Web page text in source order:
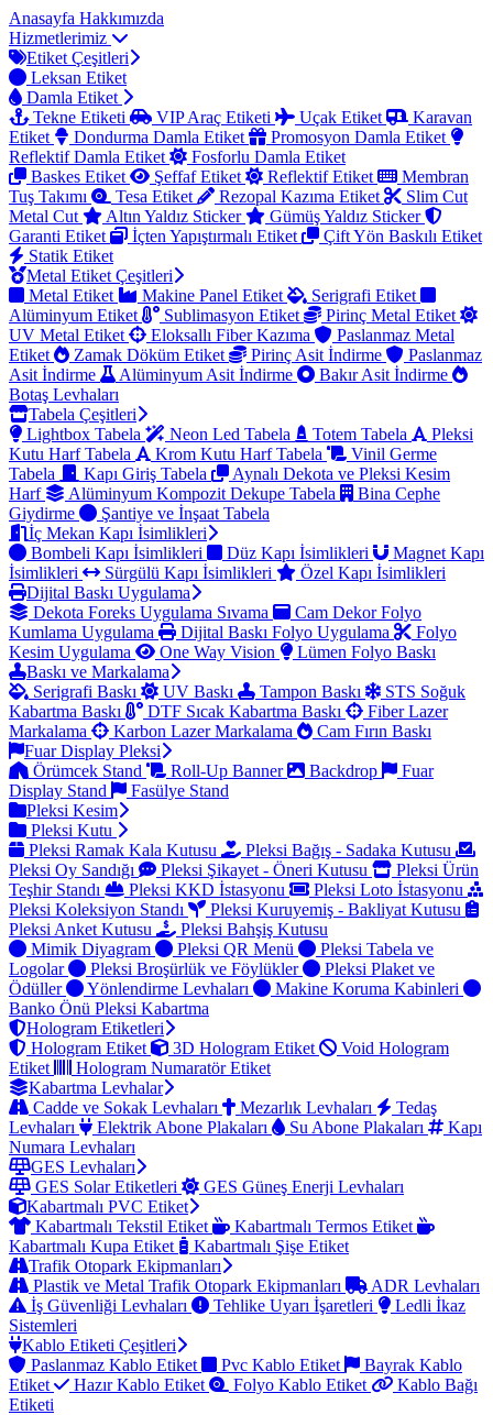
Anasayfa Hakkımızda
Hizmetlerimiz
Etiket Çeşitleri
Leksan Etiket
Damla Etiket
Tekne Etiketi
VIP Araç Etiketi Uçak Etiket
Karavan
Etiket
Dondurma Damla Etiket
Promosyon Damla Etiket
Reflektif Damla Etiket
Fosforlu Damla Etiket
Baskes Etiket
Şeffaf Etiket Reflektif Etiket
Membran
Tuş Takımı
Tesa Etiket Rezopal Kazıma Etiket
Slim Cut
Metal Cut
Altın Yaldız Sticker
Gümüş Yaldız Sticker
Garanti Etiket
İçten Yapıştırmalı Etiket
Çift Yön Baskılı Etiket
Statik Etiket
Metal Etiket Çeşitleri
Metal Etiket
Makine Panel Etiket
Serigrafi Etiket
Alüminyum Etiket
Sublimasyon Etiket
Pirinç Metal Etiket
UV Metal Etiket
Eloksallı Fiber Kazıma
Paslanmaz Metal
Etiket
Zamak Döküm Etiket Pirinç Asit İndirme
Paslanmaz
Asit İndirme
Alüminyum Asit İndirme
Bakır Asit İndirme
Botaş Levhaları
Tabela Çeşitleri
Lightbox Tabela
Neon Led Tabela Totem Tabela
Pleksi
Kutu Harf Tabela
Krom Kutu Harf Tabela
Vinil Germe
Tabela
Kapı Giriş Tabela
Aynalı Dekota ve Pleksi Kesim
Harf
Alüminyum Kompozit Dekupe Tabela
Bina Cephe
Giydirme
Şantiye ve İnşaat Tabela
İç Mekan Kapı İsimlikleri
Bombeli Kapı İsimlikleri
Düz Kapı İsimlikleri
Magnet Kapı
İsimlikleri
Sürgülü Kapı İsimlikleri
Özel Kapı İsimlikleri
Dijital Baskı Uygulama
Dekota Foreks Uygulama Sıvama
Cam Dekor Folyo
Kumlama Uygulama
Dijital Baskı Folyo Uygulama
Folyo
Kesim Uygulama
One Way Vision
Lümen Folyo Baskı
Baskı ve Markalama
Serigrafi Baskı
UV Baskı Tampon Baskı
STS Soğuk
Kabartma Baskı
DTF Sıcak Kabartma Baskı
Fiber Lazer
Markalama
Karbon Lazer Markalama
Cam Fırın Baskı
Fuar Display Pleksi
Örümcek Stand
Roll-Up Banner Backdrop
Fuar
Display Stand
Fasülye Stand
Pleksi Kesim
Pleksi Kutu
Pleksi Ramak Kala Kutusu
Pleksi Bağış - Sadaka Kutusu
Pleksi Oy Sandığı
Pleksi Şikayet - Öneri Kutusu
Pleksi Ürün
Teşhir Standı
Pleksi KKD İstasyonu
Pleksi Loto İstasyonu
Pleksi Koleksiyon Standı
Pleksi Kuruyemiş - Bakliyat Kutusu
Pleksi Anket Kutusu
Pleksi Bahşiş Kutusu
Mimik Diyagram
Pleksi QR Menü
Pleksi Tabela ve
Logolar
Pleksi Broşürlük ve Föylükler
Pleksi Plaket ve
Ödüller
Yönlendirme Levhaları
Makine Koruma Kabinleri
Banko Önü Pleksi Kabartma
Hologram Etiketleri
Hologram Etiket
3D Hologram Etiket
Void Hologram
Etiket
Hologram Numaratör Etiket
Kabartma Levhalar
Cadde ve Sokak Levhaları
Mezarlık Levhaları
Tedaş
Levhaları
Elektrik Abone Plakaları Su Abone Plakaları
Kapı
Numara Levhaları
GES Levhaları
GES Solar Etiketleri
GES Güneş Enerji Levhaları
Kabartmalı PVC Etiket
Kabartmalı Tekstil Etiket
Kabartmalı Termos Etiket
Kabartmalı Kupa Etiket
Kabartmalı Şişe Etiket
Trafik Otopark Ekipmanları
Plastik ve Metal Trafik Otopark Ekipmanları
ADR Levhaları
İş Güvenliği Levhaları
Tehlike Uyarı İşaretleri
Ledli İkaz
Sistemleri
Kablo Etiketi Çeşitleri
Paslanmaz Kablo Etiket
Pvc Kablo Etiket
Bayrak Kablo
Etiket
Hazır Kablo Etiket Folyo Kablo Etiket
Kablo Bağı
Etiketi